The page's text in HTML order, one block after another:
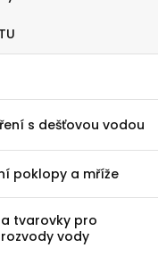
s dešťovou vodou
poklopy a mříže
a tvarovky pro
vody